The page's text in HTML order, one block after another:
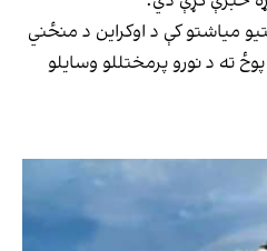
میاشتو کې د اوکراین د منځني
ته د نورو پرمختللو وسایلو